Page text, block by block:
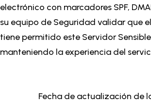
electrónico con marcadores SPF,
su equipo de Seguridad validar que
tiene permitido este Servidor
manteniendo la experiencia del
Fecha de actualización de